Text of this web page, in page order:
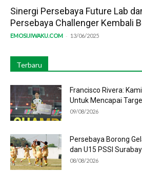
Sinergi Persebaya Future Lab
Persebaya Challenger Kembali
EMOSIJIWAKU.COM - 13/06/2025
Terbaru
Francisco Rivera:
Untuk Mencapai
09/08/2026
Persebaya Borong
dan U15 PSSI
08/08/2026